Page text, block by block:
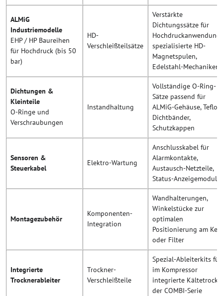
ALMiG
Industriemodelle
EHP / HP Baureihen
für Hochdruck (bis 50
bar)
HD-
Verschleißteilsätze
Verstärkte
Dichtungssätze für
spezialisierte HD-
Magnetspulen,
Edelstahl-Mechaniken
Dichtungen &
Kleinteile
O-Ringe und
Verschraubungen
Instandhaltung
Vollständige O-Ring-
Sätze passend für
ALMiG-Gehäuse,
Dichtbänder,
Schutzkappen
Sensoren &
Steuerkabel
Elektro-Wartung
Anschlusskabel für
Alarmkontakte,
Austausch-Netzteile,
Status-Anzeigemodule
Montagezubehör
Komponenten-
Integration
Wandhalterungen,
Winkelstücke zur
optimalen
Positionierung am
oder Filter
Integrierte
Trocknerableiter
Trockner-
Verschleißteile
Spezial-Ableiterkits für
im Kompressor
integrierte
der COMBI-Serie